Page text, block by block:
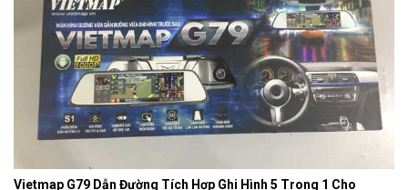
Vietmap G79 Dẫn Đường Tích Hợp Ghi Hình 5 Trong 1 Cho